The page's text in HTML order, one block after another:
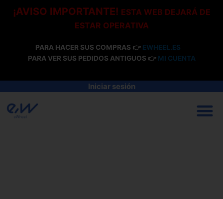
¡AVISO IMPORTANTE! ESTA WEB DEJARÁ DE
ESTAR OPERATIVA
PARA HACER SUS COMPRAS 👉 EWHEEL.ES
PARA VER SUS PEDIDOS ANTIGUOS 👉 MI CUENTA
Iniciar sesión